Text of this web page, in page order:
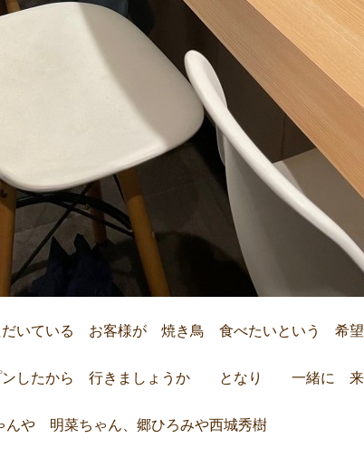
いている お客様が 焼き鳥 食べたいという 希
プンしたから 行きましょうか となり 一緒に 来
明菜ちゃん、郷ひろみや西城秀樹